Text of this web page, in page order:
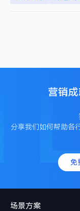
营销
分享我们如何帮助各
免
场景方案